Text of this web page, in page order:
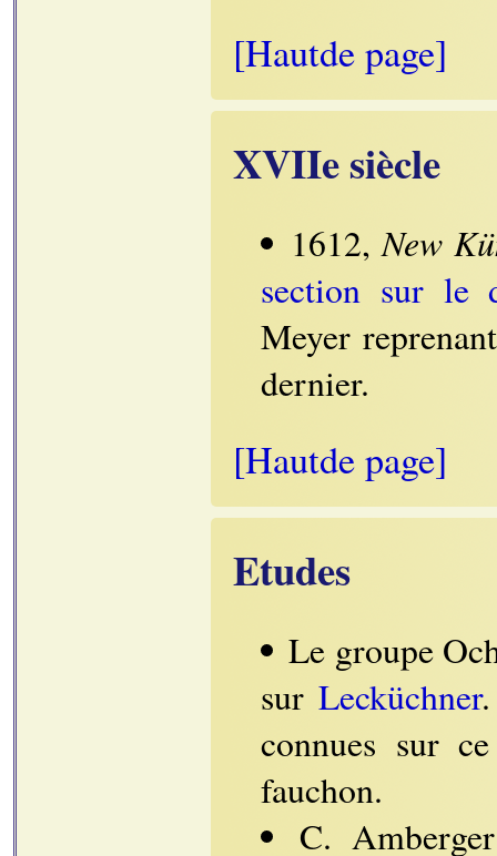
[Hautde page]
XVIIe siècle
1612,New
section sur le
Meyer
dernier.
[Hautde page]
Etudes
Le groupe
sur Lecküchner
connues sur
fauchon.
C.